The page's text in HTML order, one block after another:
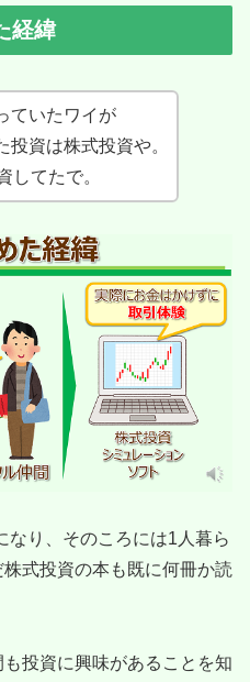
経緯
ていたワイが
投資は株式投資や。
してたで。
なり、そのころには1人暮ら
式投資の本も既に何冊か読
投資に興味があることを知